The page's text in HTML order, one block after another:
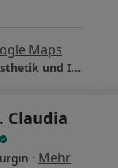
Maps
diPura-Fachklinik für natürliche Zahnästhetik und Implantologie
Claudia
· Mehr